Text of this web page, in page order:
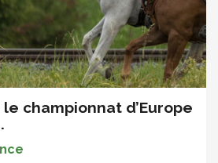
championnat d’Europe